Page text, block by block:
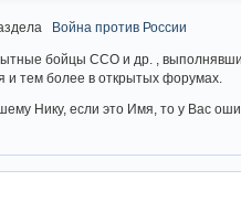
Война против России
бойцы ССО и др. ,
и тем более в открытых форумах.
Нику, если это Имя, то у Вас